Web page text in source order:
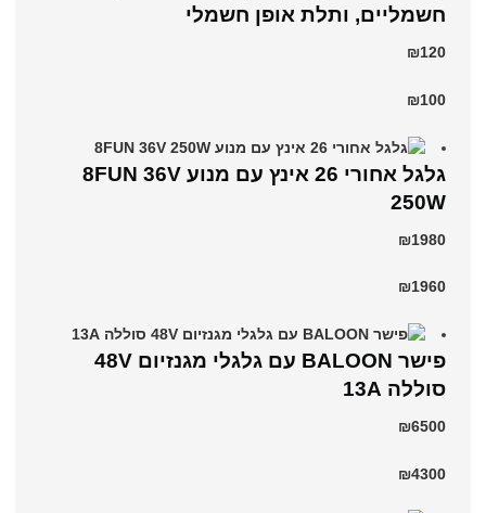
חשמליים, ותלת אופן חשמלי
₪120
₪100
גלגל אחורי 26 אינץ עם מנוע 8FUN 36V
250W
₪1980
₪1960
פישר BALOON עם גלגלי מגנזיום 48V
סוללה 13A
₪6500
₪4300